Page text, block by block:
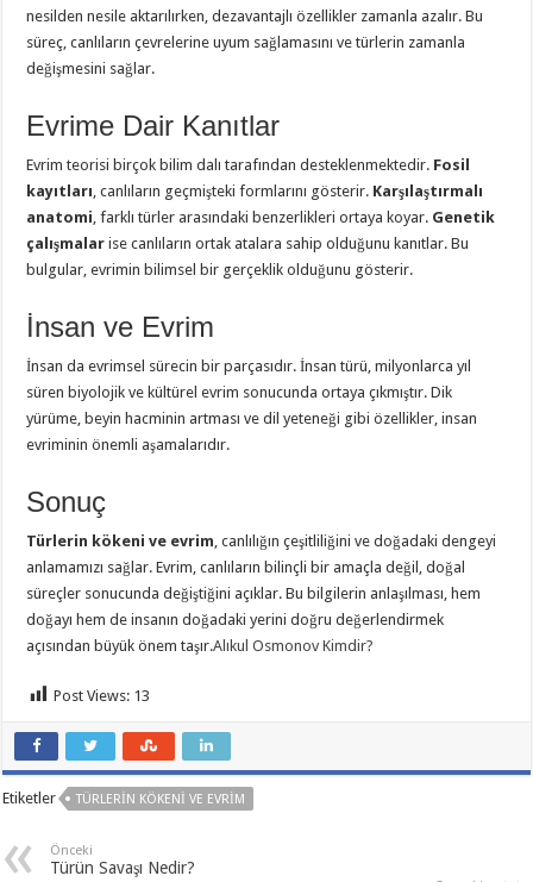
nesilden nesile aktarılırken, dezavantajlı özellikler zamanla azalır. Bu
süreç, canlıların çevrelerine uyum sağlamasını ve türlerin zamanla
değişmesini sağlar.
Evrime Dair Kanıtlar
Evrim teorisi birçok bilim dalı tarafından desteklenmektedir. Fosil
kayıtları , canlıların geçmişteki formlarını gösterir. Karşılaştırmalı
anatomi , farklı türler arasındaki benzerlikleri ortaya koyar. Genetik
çalışmalar ise canlıların ortak atalara sahip olduğunu kanıtlar. Bu
bulgular, evrimin bilimsel bir gerçeklik olduğunu gösterir.
İnsan ve Evrim
İnsan da evrimsel sürecin bir parçasıdır. İnsan türü, milyonlarca yıl
süren biyolojik ve kültürel evrim sonucunda ortaya çıkmıştır. Dik
yürüme, beyin hacminin artması ve dil yeteneği gibi özellikler, insan
evriminin önemli aşamalarıdır.
Sonuç
Türlerin kökeni ve evrim , canlılığın çeşitliliğini ve doğadaki dengeyi
anlamamızı sağlar. Evrim, canlıların bilinçli bir amaçla değil, doğal
süreçler sonucunda değiştiğini açıklar. Bu bilgilerin anlaşılması, hem
doğayı hem de insanın doğadaki yerini doğru değerlendirmek
açısından büyük önem taşır.Alıkul Osmonov Kimdir?
Post Views: 13
Etiketler TÜRLERIN KÖKENI VE EVRIM
Önceki
Türün Savaşı Nedir?